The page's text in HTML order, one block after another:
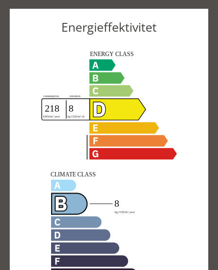
Energieffektivitet